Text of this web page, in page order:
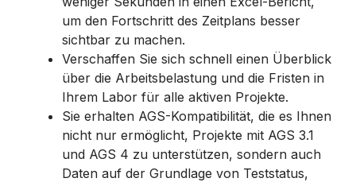
um den Fortschritt des Zeitplans besser
sichtbar zu machen.
Verschaffen Sie sich schnell einen Überblick
über die Arbeitsbelastung und die Fristen in
Ihrem Labor für alle aktiven Projekte.
Sie erhalten AGS-Kompatibilität, die es Ihnen
nicht nur ermöglicht, Projekte mit AGS 3.1
und AGS 4 zu unterstützen, sondern auch
Daten auf der Grundlage von Teststatus,